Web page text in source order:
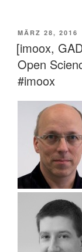
AM
MÄRZ 28, 2016
[imoox,
Open
#imoox